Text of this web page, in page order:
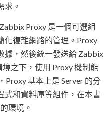
求。
Proxy 是一個可選組
化復雜網路的管理。Proxy
據，然後統一發送給 Zabbix
之下，使用 Proxy 機制能
Proxy 基本上是 Server 的分
式和資料庫等組件，在本書
環境。